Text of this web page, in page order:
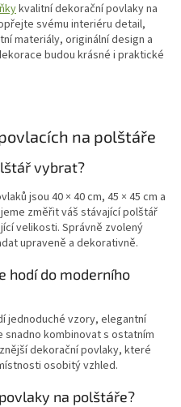
kvalitní dekorační povlaky na
svému interiéru detail,
materiály, originální design a
budou krásné i praktické
na polštáře
vybrat?
jsou 40 × 40 cm, 45 × 45 cm a
změřit váš stávající polštář
velikosti. Správně zvolený
upraveně a dekorativně.
hodí do moderního
jednoduché vzory, elegantní
kombinovat s ostatním
dekorační povlaky, které
osobitý vzhled.
na polštáře?